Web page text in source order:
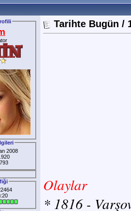
2008
Tarihte Bugün /
Olaylar
* 1816 -